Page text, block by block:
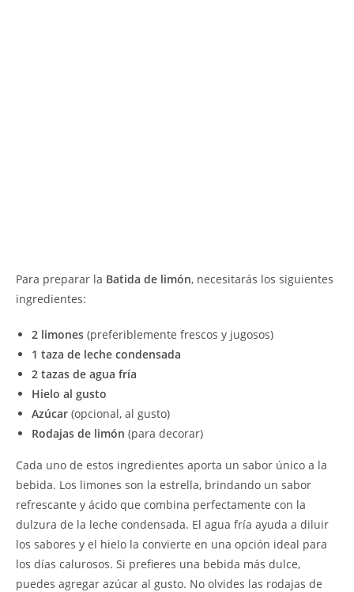
Para preparar la Batida de limón, necesitarás los siguientes
ingredientes:
2 limones (preferiblemente frescos y jugosos)
1 taza de leche condensada
2 tazas de agua fría
Hielo al gusto
Azúcar (opcional, al gusto)
Rodajas de limón (para decorar)
Cada uno de estos ingredientes aporta un sabor único a la
bebida. Los limones son la estrella, brindando un sabor
refrescante y ácido que combina perfectamente con la
dulzura de la leche condensada. El agua fría ayuda a diluir
los sabores y el hielo la convierte en una opción ideal para
los días calurosos. Si prefieres una bebida más dulce,
puedes agregar azúcar al gusto. No olvides las rodajas de